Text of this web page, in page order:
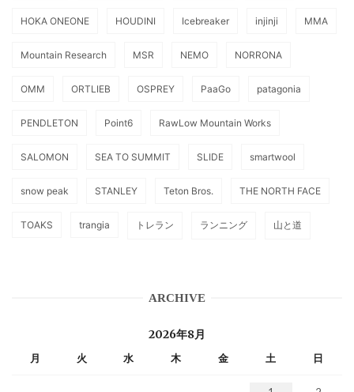
HOKA ONEONE HOUDINI Icebreaker injinji MMA
Mountain Research MSR NEMO NORRONA
OMM ORTLIEB OSPREY PaaGo patagonia
PENDLETON Point6 RawLow Mountain Works
SALOMON SEA TO SUMMIT SLIDE smartwool
snow peak STANLEY Teton Bros. THE NORTH FACE
TOAKS trangia トレラン ランニング 山と道
ARCHIVE
2026年8月
月 火 水 木 金 土 日